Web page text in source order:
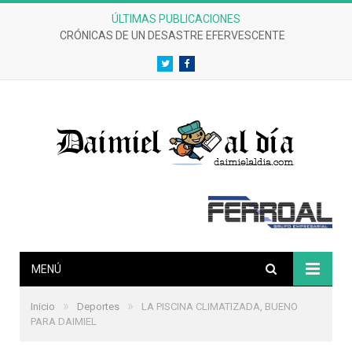
ÚLTIMAS PUBLICACIONES
CRÓNICAS DE UN DESASTRE EFERVESCENTE
TwitterFacebook
MENÚ
Inicio » Deportes »
LA PISCINA CLIMATIZADA, BUENO
PARA DAIMIEL